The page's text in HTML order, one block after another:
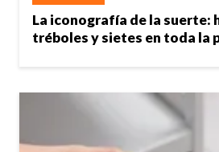
La iconografía de la suerte:
tréboles y sietes en toda la